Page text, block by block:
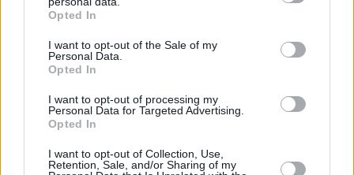
grant or deny consent to Google and its third-party tags to
use your data for below specified purposes in below Google
consent section.
Opted In
I want to opt-out of the Sale of my
Personal Data.
Opted In
I want to opt-out of processing my
Personal Data for Targeted Advertising.
Opted In
I want to opt-out of Collection, Use,
Retention, Sale, and/or Sharing of my
Η αποκαλυπτική κατάθεση της
συζύγου του Αφγανού: Πώς
γνωρίσαμε τη Λίσα, γιατί υποψιάστηκα
ότι ήταν το πτώμα στη βαλίτσα
06.08.2026, 12:32 290